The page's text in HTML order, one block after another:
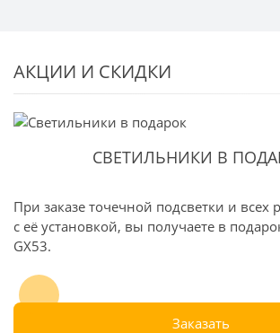
АКЦИИ И СКИДКИ
СВЕТИЛЬНИКИ В
При заказе точечной подсветки и всех
с её установкой, вы получаете в
GX53.
Заказать
предыдущий